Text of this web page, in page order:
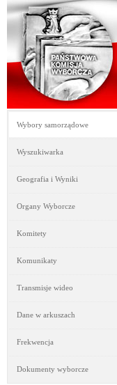
Wybory samorządowe
Wyszukiwarka
Geografia i Wyniki
Organy Wyborcze
Komitety
Komunikaty
Transmisje wideo
Dane w arkuszach
Frekwencja
Dokumenty wyborcze